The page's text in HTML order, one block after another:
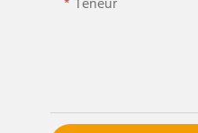
Teneur